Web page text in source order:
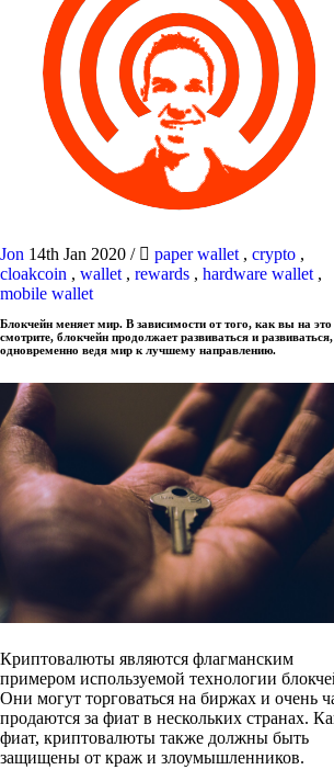
Jon 14th Jan 2020 / paper wallet , crypto ,
cloakcoin , wallet , rewards , hardware wallet ,
mobile wallet
Блокчейн меняет мир. В зависимости от того, как вы на это
смотрите, блокчейн продолжает развиваться и развиваться,
одновременно ведя мир к лучшему направлению.
Криптовалюты являются флагманским
примером используемой технологии
Они могут торговаться на биржах и очень
продаются за фиат в нескольких странах.
фиат, криптовалюты также должны быть
защищены от краж и злоумышленников.